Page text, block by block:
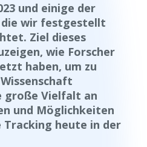
und einige der
wir festgestellt
Ziel dieses
wie Forscher
haben, um zu
große Vielfalt an
und Möglichkeiten
Tracking heute in der